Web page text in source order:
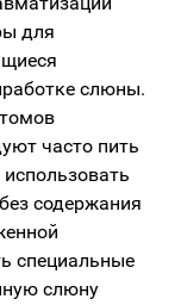
для
слюны.
часто пить
содержания
специальные
слюну